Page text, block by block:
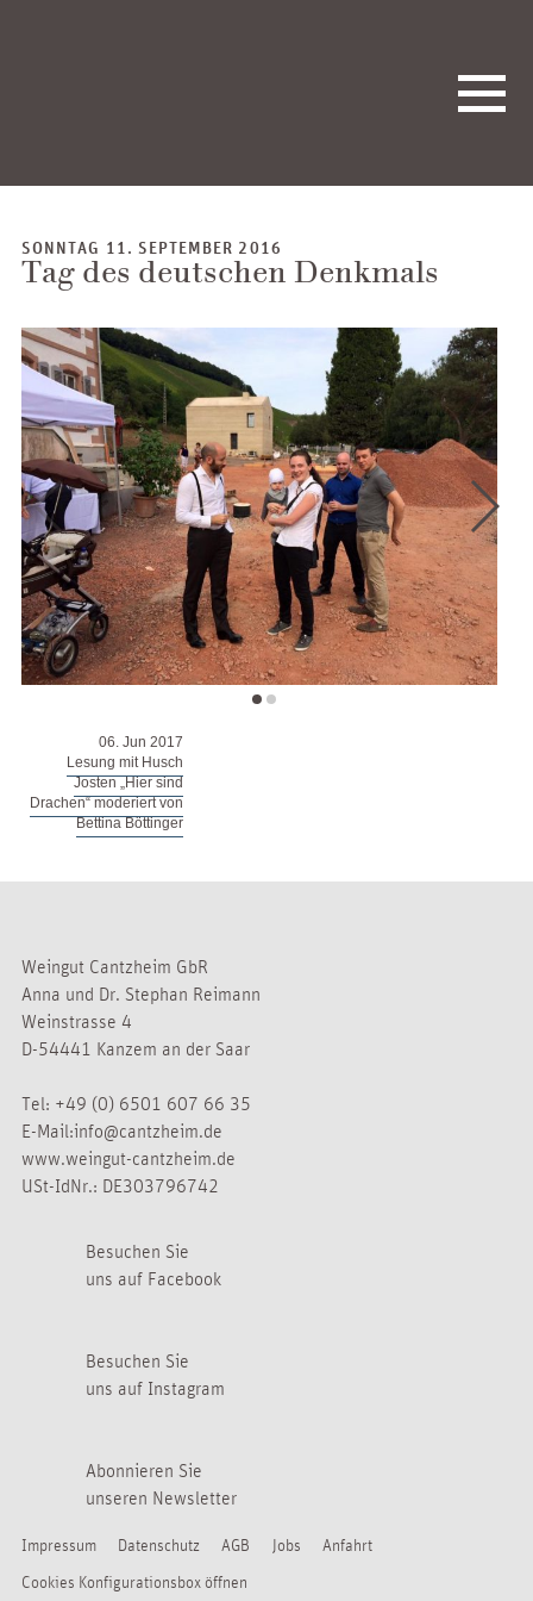
SONNTAG 11. SEPTEMBER 2016
Tag des deutschen Denkmals
06. Jun 2017
Lesung mit Husch
Josten „Hier sind
Drachen“ moderiert von
Bettina Böttinger
Weingut Cantzheim GbR
Anna und Dr. Stephan Reimann
Weinstrasse 4
D-54441 Kanzem an der Saar
Tel: +49 (0) 6501 607 66 35
E-Mail:info@cantzheim.de
www.weingut-cantzheim.de
USt-IdNr.: DE303796742
Besuchen Sie
uns auf Facebook
Besuchen Sie
uns auf Instagram
Abonnieren Sie
unseren Newsletter
Impressum Datenschutz AGB Jobs
Anfahrt
Cookies Konfigurationsbox öffnen